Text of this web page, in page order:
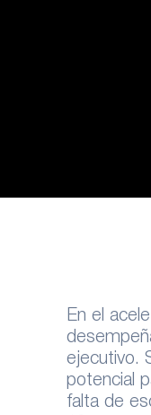
En el
ejecutivo.
potencial
falta de